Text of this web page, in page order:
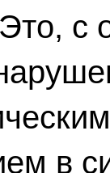
с
в